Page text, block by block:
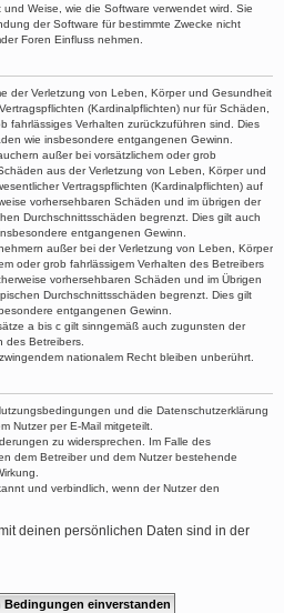
Weise, wie die Software verwendet wird. Sie
der Software für bestimmte Zwecke nicht
Foren Einfluss nehmen.
der Verletzung von Leben, Körper und Gesundheit
(Kardinalpflichten) nur für Schäden,
fahrlässiges Verhalten zurückzuführen sind. Dies
wie insbesondere entgangenen Gewinn.
außer bei vorsätzlichem oder grob
aus der Verletzung von Leben, Körper und
Vertragspflichten (Kardinalpflichten) auf
vorhersehbaren Schäden und im übrigen der
Durchschnittsschäden begrenzt. Dies gilt auch
entgangenen Gewinn.
außer bei der Verletzung von Leben, Körper
oder grob fahrlässigem Verhalten des Betreibers
vorhersehbaren Schäden und im Übrigen
Durchschnittsschäden begrenzt. Dies gilt
entgangenen Gewinn.
a bis c gilt sinngemäß auch zugunsten der
des Betreibers.
nationalem Recht bleiben unberührt.
und die Datenschutzerklärung
Nutzer per E-Mail mitgeteilt.
zu widersprechen. Im Falle des
dem Betreiber und dem Nutzer bestehende
und verbindlich, wenn der Nutzer den
deinen persönlichen Daten sind in der